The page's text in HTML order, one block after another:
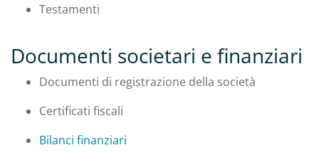
Testamenti
Documenti societari e finanziari
Documenti di registrazione della società
Certificati fiscali
Bilanci finanziari